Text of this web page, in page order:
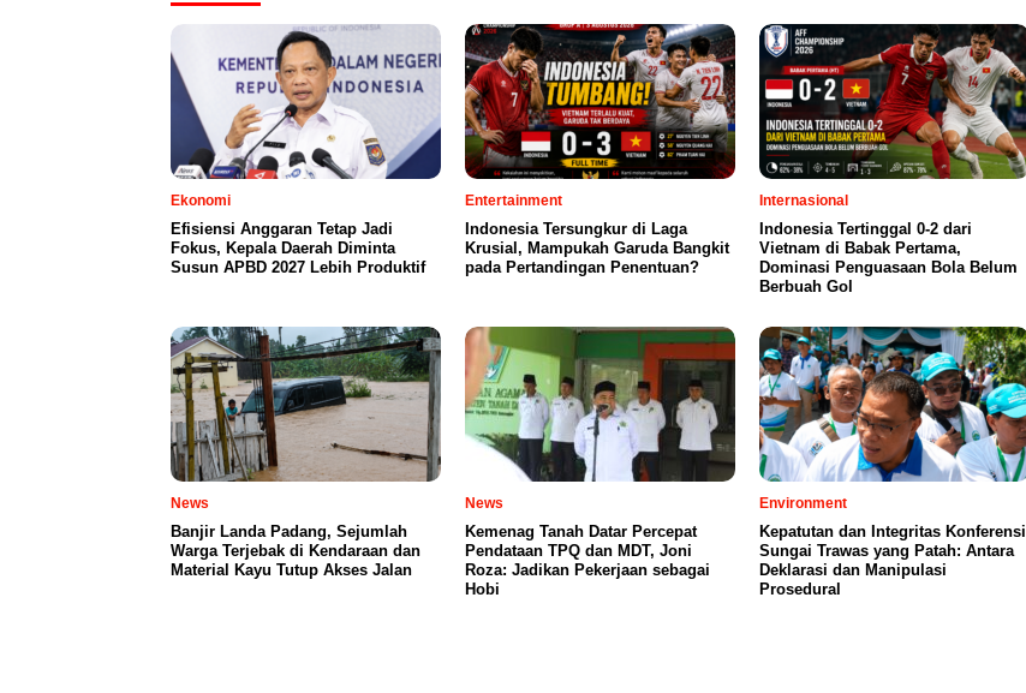
Ekonomi
Efisiensi Anggaran Tetap Jadi
Fokus, Kepala Daerah Diminta
Susun APBD 2027 Lebih Produktif
Entertainment
Indonesia Tersungkur di Laga
Krusial, Mampukah Garuda Bangkit
pada Pertandingan Penentuan?
Internasional
Indonesia Tertinggal 0-2 dari
Vietnam di Babak Pertama,
Dominasi Penguasaan Bola Belum
Berbuah Gol
News
Banjir Landa Padang, Sejumlah
Warga Terjebak di Kendaraan dan
Material Kayu Tutup Akses Jalan
News
Kemenag Tanah Datar Percepat
Pendataan TPQ dan MDT, Joni
Roza: Jadikan Pekerjaan sebagai
Hobi
Environment
Kepatutan dan Integritas Konferensi
Sungai Trawas yang Patah: Antara
Deklarasi dan Manipulasi
Prosedural